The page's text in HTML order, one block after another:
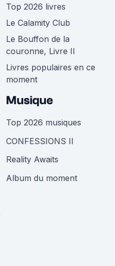
Top 2026 livres
Le Calamity Club
Le Bouffon de la
couronne, Livre II
Livres populaires en ce
moment
Musique
Top 2026 musiques
CONFESSIONS II
Reality Awaits
Album du moment